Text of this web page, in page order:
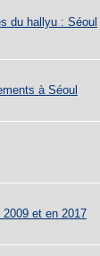
du hallyu : Séoul
à Séoul
2009 et en 2017